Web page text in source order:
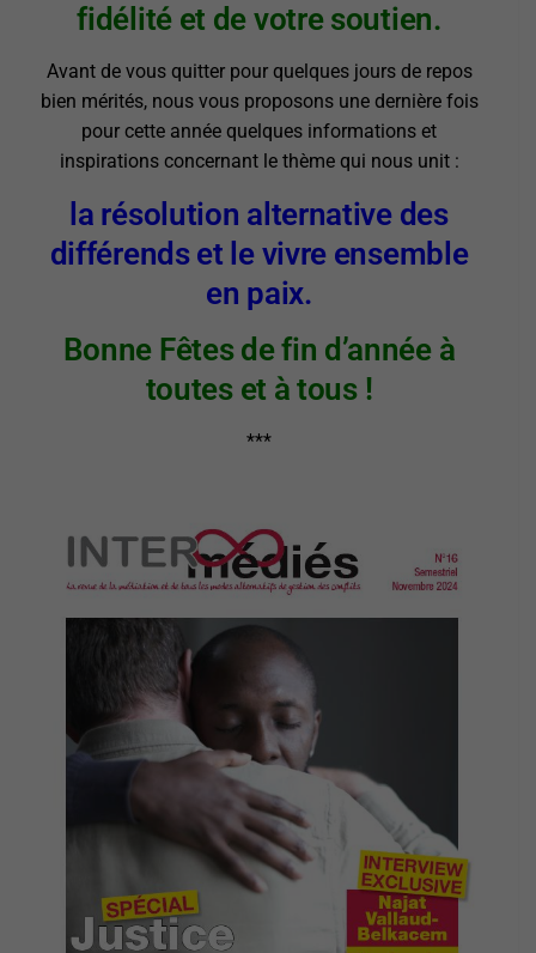
fidélité et de votre soutien.
Avant de vous quitter pour quelques jours de repos
bien mérités, nous vous proposons une dernière fois
pour cette année quelques informations et
inspirations concernant le thème qui nous unit :
la résolution alternative des
différends et le vivre ensemble
en paix.
Bonne Fêtes de fin d’année à
toutes et à tous !
***